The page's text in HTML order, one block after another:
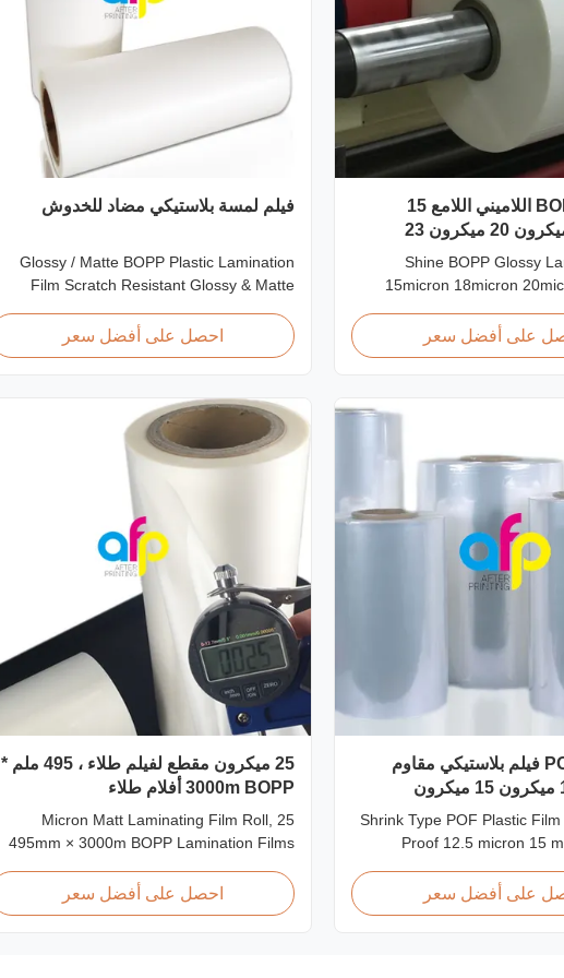
يلمع فيلم BOPP اللاميني اللامع 15
ميكرون 18 ميكرون 20 ميكرون 23
Shine BOPP Glossy
15micron 18micron
Thickness 15micron to
BOPP Thermal
gloss
على أفضل سعر
فيلم لمسة بلاستيكي مضاد للخدوش
Glossy / Matte BOPP Plastic Lamination
Film Scratch Resistant Glossy & Matte
Resistant Film Product Specifications Item
Scratch Resistant Film Material BOPP +
Thickness 24micron - 32micron Roll Length
300m - 4000m Core Size 1 inch ...
احصل على أفضل سعر
شرنك نوع POF فيلم بلاستيكي مقاوم
Shrink Type POF Plastic
Proof 12.5 micron 15
Film is the most
packaging material due
effective, strong, shape-
على أفضل سعر
25 ميكرون مقطع لفيلم طلاء ، 495 ملم *
3000m BOPP أفلام طلاء
25 Micron Matt Laminating Film Roll,
495mm × 3000m BOPP Lamination Films
Film, Roll Measured 495mm × 3000m
Product Specifications Specifications AFP-
احصل على أفضل سعر